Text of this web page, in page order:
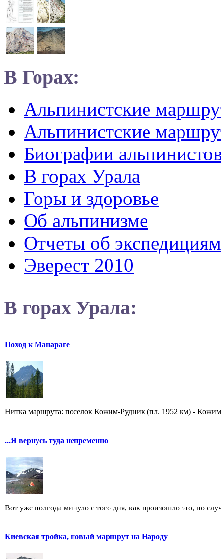
В Горах:
Альпинистские
Альпинистские
Биографии
В горах Урала
Горы и здоровье
Об альпинизме
Отчеты об экспедициям
Эверест 2010
В горах Урала:
Поход к Манараге
Нитка маршрута: поселок Кожим-Рудник (пл. 1952 км) -
...Я вернусь туда непременно
Вот уже полгода минуло с того дня, как произошло это, но
Киевская тройка, новый маршрут на Народу